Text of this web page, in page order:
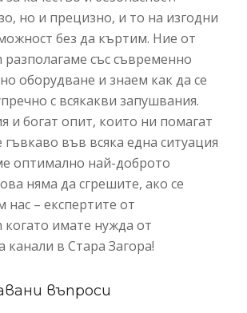
но и прецизно, и то на изгодни
без да къртим. Ние от
разполагаме със съвременно
оборудване и знаем как да се
с всякакви запушвания.
и богат опит, които ни помагат
във всяка една ситуация
оптимално най-доброто
няма да сгрешите, ако се
– експертите от
когато имате нужда от
канали в Стара Загора!
въпроси